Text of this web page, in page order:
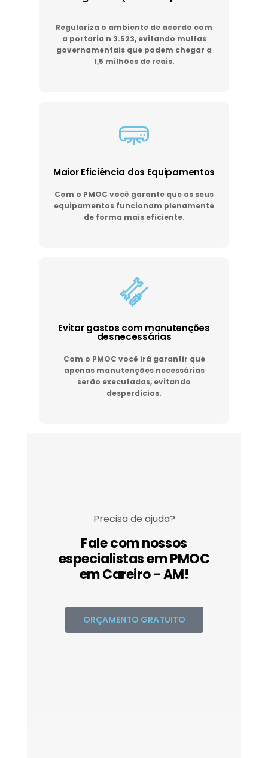
Regulariza o ambiente de acordo com
a portaria n 3.523, evitando multas
governamentais que podem chegar a
1,5 milhões de reais.
Maior Eficiência dos Equipamentos
Com o PMOC você garante que os seus
equipamentos funcionam plenamente
de forma mais eficiente.
Evitar gastos com manutenções
desnecessárias
Com o PMOC você irá garantir que
apenas manutenções necessárias
serão executadas, evitando
desperdícios.
Precisa de ajuda?
Fale com nossos
especialistas em PMOC
em Careiro - AM!
ORÇAMENTO GRATUITO